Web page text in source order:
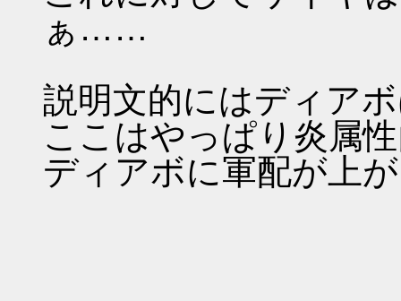
ぁ……
説明文的にはディア
ここはやっぱり炎属
ディアボに軍配が上